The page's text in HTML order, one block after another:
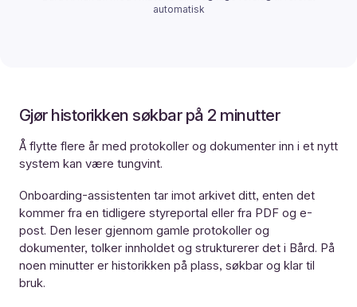
automatisk
Gjør historikken søkbar på 2 minutter
Å flytte flere år med protokoller og dokumenter inn i et nytt
system kan være tungvint.
Onboarding-assistenten tar imot arkivet ditt, enten det
kommer fra en tidligere styreportal eller fra PDF og e-
post. Den leser gjennom gamle protokoller og
dokumenter, tolker innholdet og strukturerer det i Bård. På
noen minutter er historikken på plass, søkbar og klar til
bruk.